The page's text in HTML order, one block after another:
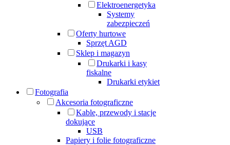
Elektroenergetyka
Systemy
zabezpieczeń
Oferty hurtowe
Sprzęt AGD
Sklep i magazyn
Drukarki i kasy
fiskalne
Drukarki etykiet
Fotografia
Akcesoria fotograficzne
Kable, przewody i stacje
dokujące
USB
Papiery i folie fotograficzne